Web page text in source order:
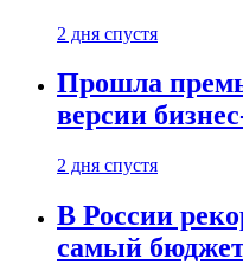
2 дня спустя
Прошла
версии
2 дня спустя
В России
самый